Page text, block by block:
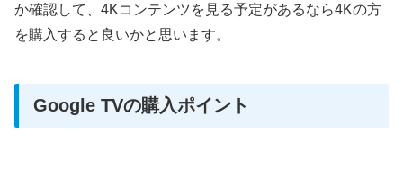
か確認して、4Kコンテンツを見る予定があるなら4Kの方
を購入すると良いかと思います。
Google TVの購入ポイント